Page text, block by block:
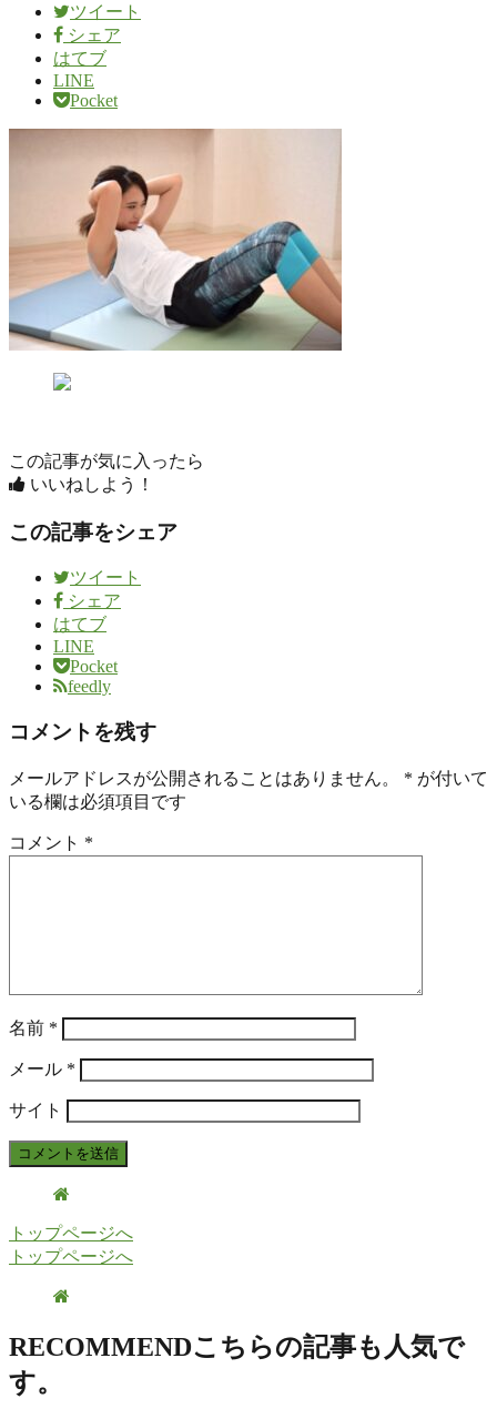
ツイート
シェア
はてブ
LINE
Pocket
この記事が気に入ったら
いいねしよう！
この記事をシェア
ツイート
シェア
はてブ
LINE
Pocket
feedly
コメントを残す
メールアドレスが公開されることはありません。 * が付いて
いる欄は必須項目です
コメント *
名前 *
メール *
サイト
トップページへ
トップページへ
RECOMMENDこちらの記事も人気で
す。